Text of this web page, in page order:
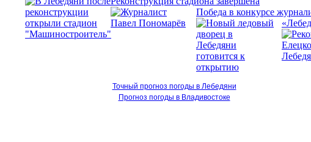
Победа в конкурсе
Точный прогноз погоды в Лебедяни
Прогноз погоды в Владивостоке